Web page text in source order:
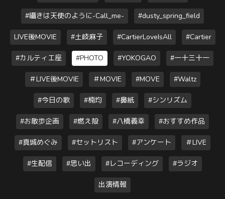
#囁きは天使のように-Call_me- #dusty_spring_field
LIVE後MOVIE #土岐麻子 #CartierLoveIsAll #Cartier
#カルティエ座 #PHOTO #YOKOGAO #一十三十一
＃LIVE後MOVIE ＃MOVIE #MOVE #Waltz
#今日の歌 #楠均 #鼻紙 #シンリズム
#お散歩企画 #燃え殻 #八橋義幸 #おすすめ作品
#真城めぐみ #セットリスト #アンケート ＃LIVE
#生配信 #思い出 #レコーディング #ラジオ
出演情報